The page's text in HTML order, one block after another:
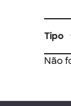
Tipo
Não